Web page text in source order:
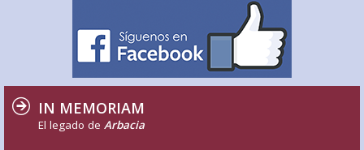
IN MEMORIAM
El legado de Arbacia